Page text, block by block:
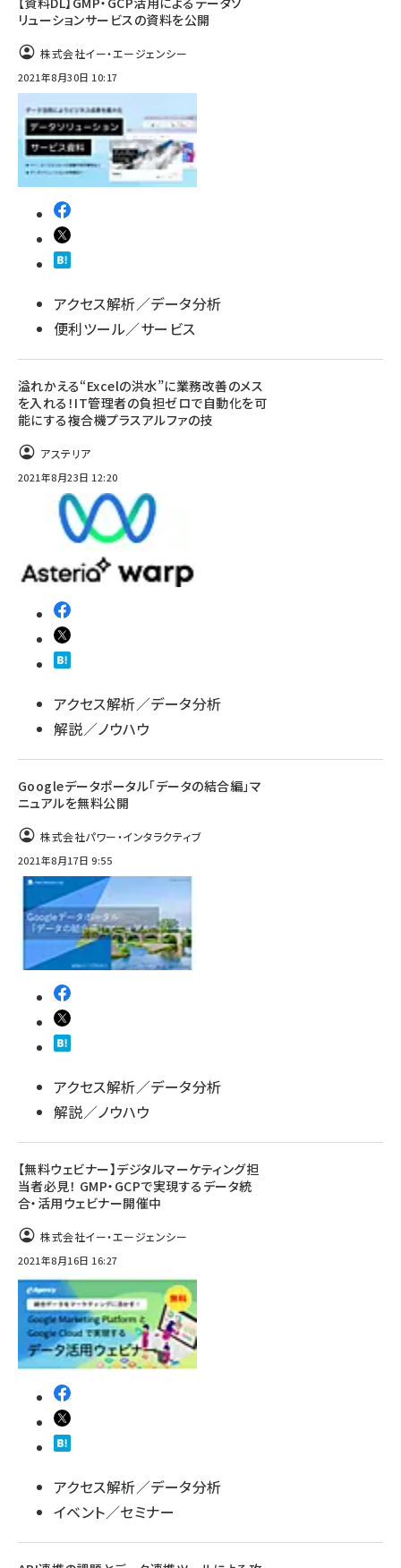
リューションサービスの資料を公開
株式会社イー・エージェンシー
2021年8月30日 10:17
アクセス解析／データ分析
便利ツール／サービス
溢れかえる“Excelの洪水”に業務改善のメス
を入れる！IT管理者の負担ゼロで自動化を可
能にする複合機プラスアルファの技
アステリア
2021年8月23日 12:20
アクセス解析／データ分析
解説／ノウハウ
Googleデータポータル「データの結合編」マ
ニュアルを無料公開
株式会社パワー・インタラクティブ
2021年8月17日 9:55
アクセス解析／データ分析
解説／ノウハウ
【無料ウェビナー】デジタルマーケティング担
当者必見！ GMP・GCPで実現するデータ統
合・活用ウェビナー開催中
株式会社イー・エージェンシー
2021年8月16日 16:27
アクセス解析／データ分析
イベント／セミナー